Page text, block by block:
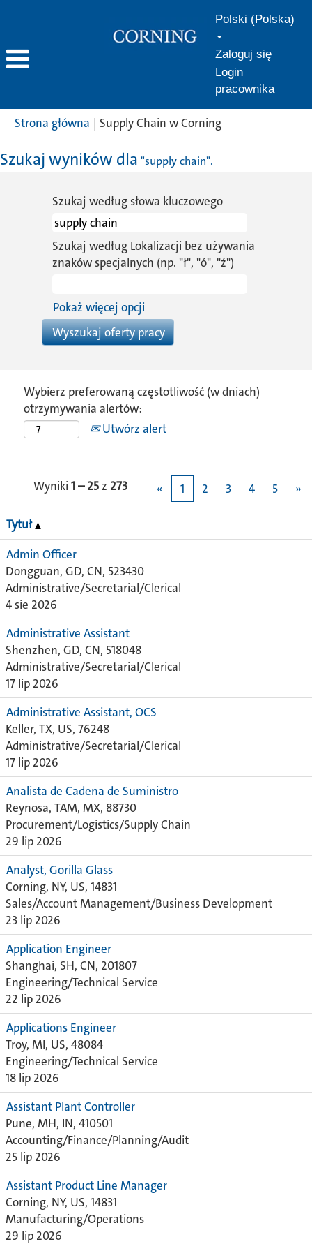
Polski (Polska)
Zaloguj się
Login
pracownika
Strona główna | Supply Chain w Corning(bieżąca
Szukaj wyników dla "supply chain".
Szukaj według słowa kluczowego
Szukaj według Lokalizacji bez używania
znaków specjalnych (np. "ł", "ó", "ź")
Pokaż więcej opcji
Wybierz preferowaną częstotliwość (w dniach)
otrzymywania alertów:
Utwórz alert
Wyniki 1 – 25z 273 « 1 2 3 4 5 »
Tytuł
Admin Officer
Dongguan, GD, CN, 523430
Administrative/Secretarial/Clerical
4 sie 2026
Administrative Assistant
Shenzhen, GD, CN, 518048
Administrative/Secretarial/Clerical
17 lip 2026
Administrative Assistant, OCS
Keller, TX, US, 76248
Administrative/Secretarial/Clerical
17 lip 2026
Analista de Cadena de Suministro
Reynosa, TAM, MX, 88730
Procurement/Logistics/Supply Chain
29 lip 2026
Analyst, Gorilla Glass
Corning, NY, US, 14831
Sales/Account Management/Business Development
23 lip 2026
Application Engineer
Shanghai, SH, CN, 201807
Engineering/Technical Service
22 lip 2026
Applications Engineer
Troy, MI, US, 48084
Engineering/Technical Service
18 lip 2026
Assistant Plant Controller
Pune, MH, IN, 410501
Accounting/Finance/Planning/Audit
25 lip 2026
Assistant Product Line Manager
Corning, NY, US, 14831
Manufacturing/Operations
29 lip 2026